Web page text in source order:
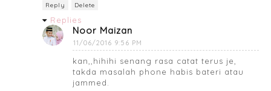
Reply Delete
Replies
Noor Maizan
11/06/2016 9:56 PM
kan,,hihihi senang rasa catat terus je,
takda masalah phone habis bateri atau
jammed.